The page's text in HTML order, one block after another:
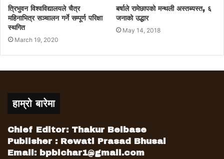
त्रिभुवन विश्वविद्यालयले चैत्र
महिनाभित्र सञ्चालन गर्ने सम्पूर्ण परिक्षा
स्थगित
March 19, 2020
बर्षाले रामेछापको मन्थली अस्तब्यस्त, ६
जनाको उद्धार
May 14, 2018
हाम्रो बारेमा
Chief Editor: Thakur Belbase
Publisher : Rewati Prasad Bhusal
Email: bpbichar1@gmail.com